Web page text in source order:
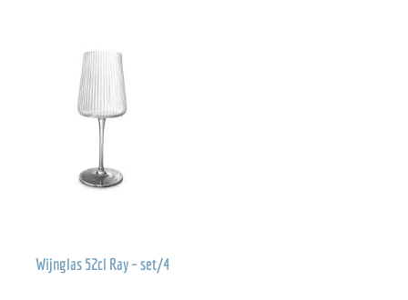
Wijnglas 52cl Ray – set/4